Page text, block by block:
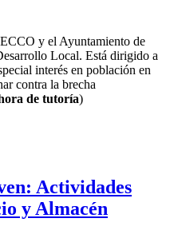
y el Ayuntamiento de
Local. Está dirigido a
interés en población en
contra la brecha
de tutoría)
Actividades
y Almacén